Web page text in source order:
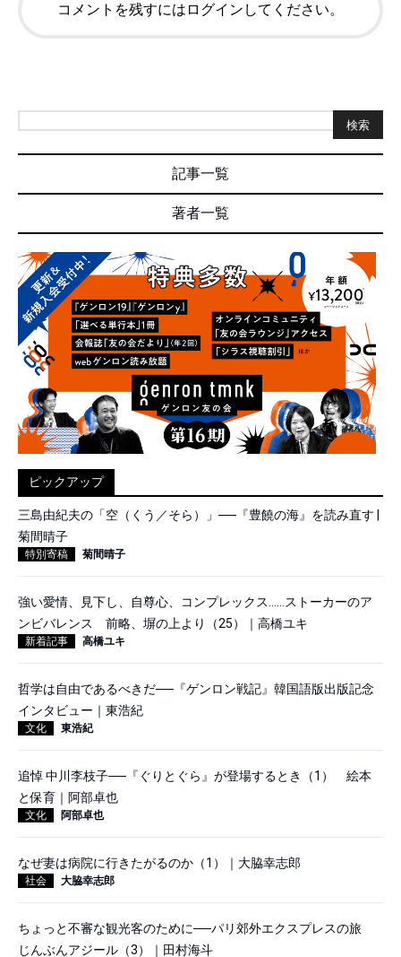
コメントを残すにはログインしてください。
検索
記事一覧
著者一覧
ピックアップ
三島由紀夫の「空（くう／そら）」──『豊饒の海』を読み直す |
菊間晴子
特別寄稿 菊間晴子
強い愛情、見下し、自尊心、コンプレックス……ストーカーのア
ンビバレンス 前略、塀の上より（25）｜高橋ユキ
新着記事 高橋ユキ
哲学は自由であるべきだ──『ゲンロン戦記』韓国語版出版記念
インタビュー｜東浩紀
文化 東浩紀
追悼 中川李枝子──『ぐりとぐら』が登場するとき（1） 絵本
と保育｜阿部卓也
文化 阿部卓也
なぜ妻は病院に行きたがるのか（1）｜大脇幸志郎
社会 大脇幸志郎
ちょっと不審な観光客のために──パリ郊外エクスプレスの旅
じんぶんアジール（3）｜田村海斗